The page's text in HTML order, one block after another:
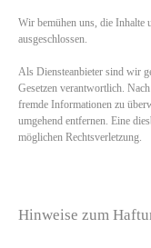
Wir bemühen uns, die Inhalte
ausgeschlossen.
Als Diensteanbieter sind wir
Gesetzen verantwortlich.
fremde Informationen zu
umgehend entfernen. Eine
möglichen Rechtsverletzung.
Hinweise zum